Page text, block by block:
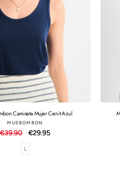
Camiseta Mujer Cenit Azul
Proveedor:
MUSBOMBON
Precio
habitual
€39.90
Precio
de
oferta
€29.95
L